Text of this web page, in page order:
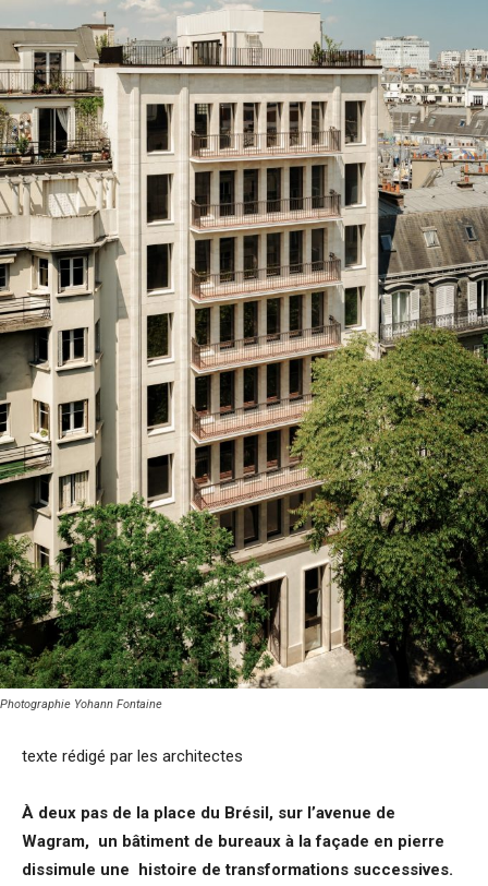
Photographie Yohann Fontaine
texte rédigé par les architectes
À deux pas de la place du Brésil, sur l’avenue de
Wagram, un bâtiment de bureaux à la façade en pierre
dissimule une histoire de transformations successives.